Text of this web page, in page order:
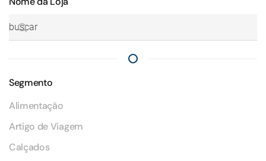
Segmento
Alimentação
Artigo de Viagem
Calçados